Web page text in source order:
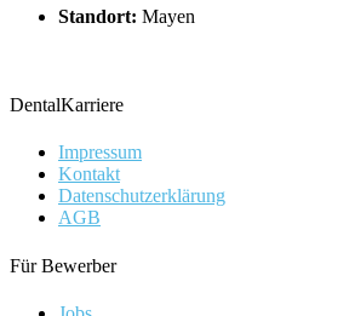
Standort: Mayen
DentalKarriere
Impressum
Kontakt
Datenschutzerklärung
AGB
Für Bewerber